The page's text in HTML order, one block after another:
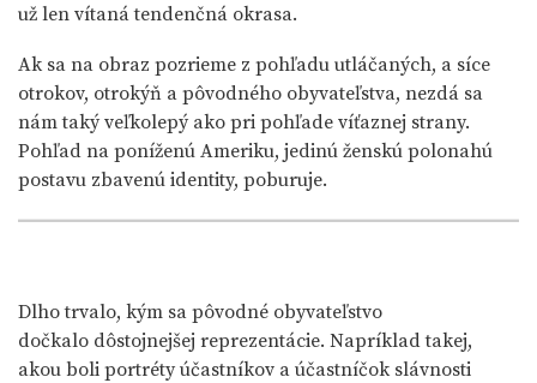
už len vítaná tendenčná okrasa.
Ak sa na obraz pozrieme z pohľadu utláčaných, a síce
otrokov, otrokýň a pôvodného obyvateľstva, nezdá sa
nám taký veľkolepý ako pri pohľade víťaznej strany.
Pohľad na poníženú Ameriku, jedinú ženskú polonahú
postavu zbavenú identity, poburuje.
Dlho trvalo, kým sa pôvodné obyvateľstvo
dočkalo dôstojnejšej reprezentácie. Napríklad takej,
akou boli portréty účastníkov a účastníčok slávnosti